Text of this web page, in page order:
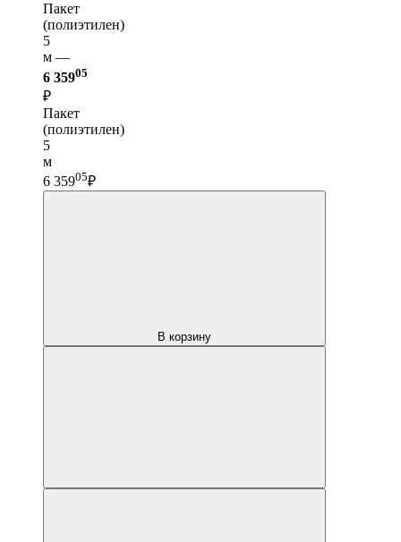
Пакет
(полиэтилен)
5
м —
6 35905
₽
Пакет
(полиэтилен)
5
м
6 35905₽
В корзину